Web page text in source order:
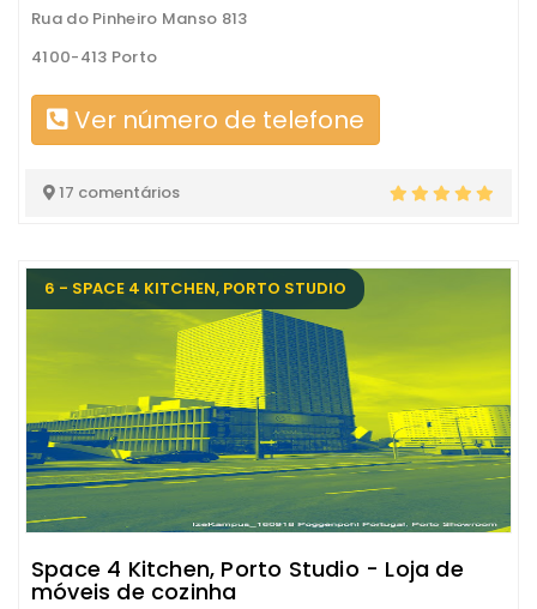
Rua do Pinheiro Manso 813
4100-413 Porto
Ver número de telefone
17 comentários
6 - SPACE 4 KITCHEN, PORTO STUDIO
Space 4 Kitchen, Porto Studio - Loja de
móveis de cozinha